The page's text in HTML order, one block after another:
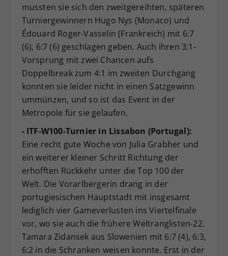
mussten sie sich den zweitgereihten, späteren
Turniergewinnern Hugo Nys (Monaco) und
Édouard Roger-Vasselin (Frankreich) mit 6:7
(6), 6:7 (6) geschlagen geben. Auch ihren 3:1-
Vorsprung mit zwei Chancen aufs
Doppelbreak zum 4:1 im zweiten Durchgang
konnten sie leider nicht in einen Satzgewinn
ummünzen, und so ist das Event in der
Metropole für sie gelaufen.
- ITF-W100-Turnier in Lissabon (Portugal):
Eine recht gute Woche von Julia Grabher und
ein weiterer kleiner Schritt Richtung der
erhofften Rückkehr unter die Top 100 der
Welt. Die Vorarlbergerin drang in der
portugiesischen Hauptstadt mit insgesamt
lediglich vier Gameverlusten ins Viertelfinale
vor, wo sie auch die frühere Weltranglisten-22.
Tamara Zidansek aus Slowenien mit 6:7 (4), 6:3,
6:2 in die Schranken weisen konnte. Erst in der